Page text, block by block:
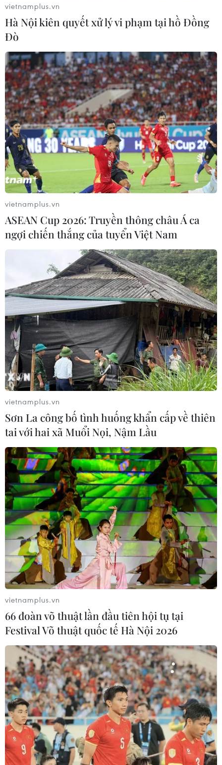
TIN CÙNG CHUYÊN MỤC
Sáp nhập Trường Đại học Văn hóa,
Thể thao và Du lịch Thanh Hóa vào
Trường Đại học Hồng Đức
08/08/2026 06:36
Hà Nội sắp xếp trường học - cuộc
chuyển đổi về tư duy quản trị giáo
dục
08/08/2026 02:51
Bộ Giáo dục và Đào tạo
công bố Khung kế hoạch thời gian
năm học
07/08/2026 23:54
vietnamplus.vn
Hà Nội kiên quyết xử lý vi phạm tại hồ Đồng
Đò
vietnamplus.vn
ASEAN Cup 2026: Truyền thông châu Á ca
ngợi chiến thắng của tuyển Việt Nam
vietnamplus.vn
Sơn La công bố tình huống khẩn cấp về thiên
tai với hai xã Muổi Nọi, Nậm Lầu
vietnamplus.vn
66 đoàn võ thuật lần đầu tiên hội tụ tại
Festival Võ thuật quốc tế Hà Nội 2026